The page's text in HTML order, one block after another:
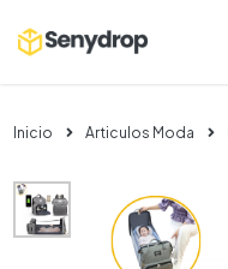
Inicio Articulos Moda